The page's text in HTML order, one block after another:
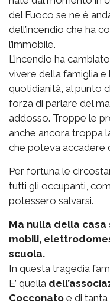
del Fuoco se ne è
dell’incendio che ha
l’immobile.
L’incendio ha
vivere della famiglia
quotidianità, al punto
forza di parlare del
addosso. Troppe le
anche ancora troppa
che poteva accadere
Per fortuna le
tutti gli occupanti,
potessero salvarsi.
Ma nulla della
mobili,
scuola.
In questa tragedia
E’ quella
Cocconato e di